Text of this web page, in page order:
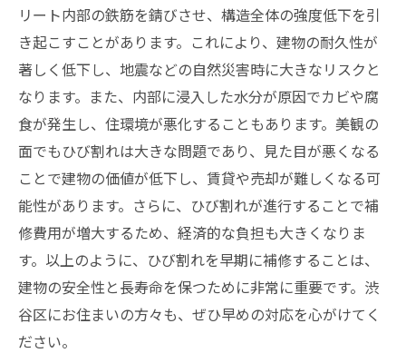
リート内部の鉄筋を錆びさせ、構造全体の強度低下を引
き起こすことがあります。これにより、建物の耐久性が
著しく低下し、地震などの自然災害時に大きなリスクと
なります。また、内部に浸入した水分が原因でカビや腐
食が発生し、住環境が悪化することもあります。美観の
面でもひび割れは大きな問題であり、見た目が悪くなる
ことで建物の価値が低下し、賃貸や売却が難しくなる可
能性があります。さらに、ひび割れが進行することで補
修費用が増大するため、経済的な負担も大きくなりま
す。以上のように、ひび割れを早期に補修することは、
建物の安全性と長寿命を保つために非常に重要です。渋
谷区にお住まいの方々も、ぜひ早めの対応を心がけてく
ださい。